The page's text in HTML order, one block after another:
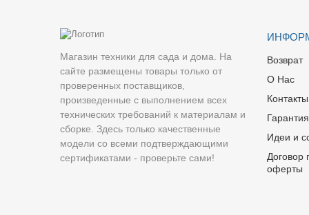
Магазин техники для сада и дома. На
сайте размещены товары только от
проверенных поставщиков,
произведенные с выполнением всех
технических требований к материалам и
сборке. Здесь только качественные
модели со всеми подтверждающими
сертификатами - проверьте сами!
Возврат
О Нас
Контакты
Гарантия
Идеи и
Договор
оферты